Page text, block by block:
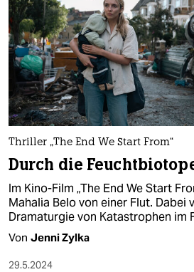
Thriller „The End We Start From“
Durch die
Im Kino-Film „The End We Start
Mahalia Belo von einer Flut. Dabei
Dramaturgie von Katastrophen im
Von Jenni Zylka
29.5.2024